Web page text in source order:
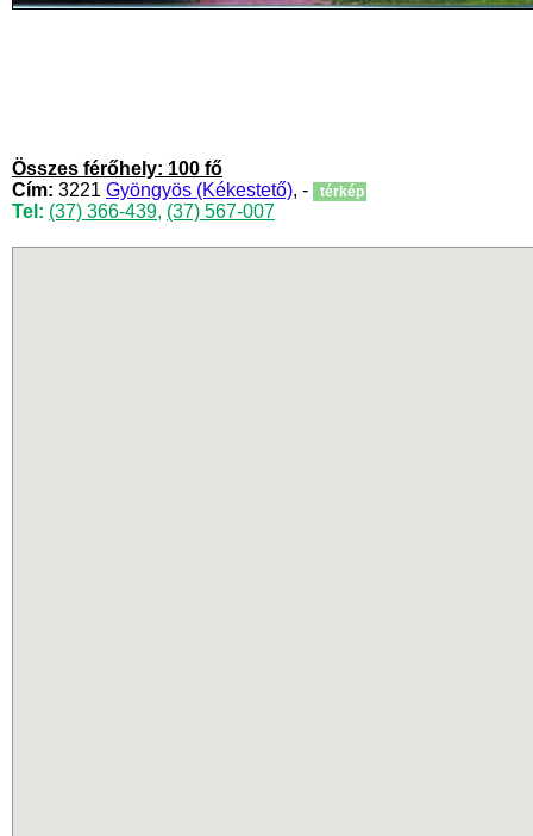
Összes férőhely: 100 fő
Cím: 3221 Gyöngyös (Kékestető), - térkép
Tel: (37) 366-439, (37) 567-007